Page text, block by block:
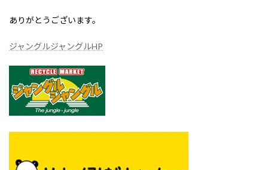
ありがとうございます。
ジャングルジャングルHP